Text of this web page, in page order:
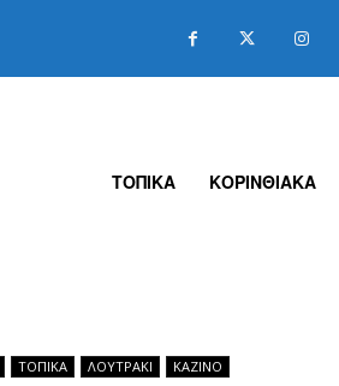
ΤΟΠΙΚΑ ΚΟΡΙΝΘΙΑΚΑ
ΤΟΠΙΚΑ ΛΟΥΤΡΆΚΙ ΚΑΖΊΝΟ